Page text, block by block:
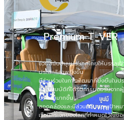
Premium T-VER
ช่วยสนับสนุนประเทศไทยให้บรรลุเ
ประสิทธิภาพยิ่งขึ้น
มีส่วนร่วมในการพัฒนาที่ยั่งยืนในปร
มีคุณสมบัติที่ได้รับการยอมรับจากผู้
ประเทศมากขึ้น
สอดคล้องและมีส่วนสนับสนุนเป้าห
เรือนกระจกของโลกที่กำหนดไว้ในข้